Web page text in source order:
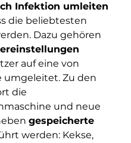
Infektion umleiten
die beliebtesten
Dazu gehören
auf eine von
umgeleitet. Zu den
die
und neue
gespeicherte
werden: Kekse,